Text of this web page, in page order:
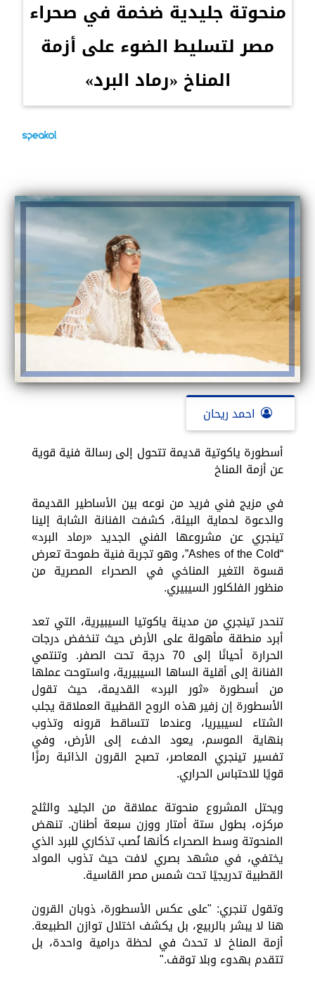
منحوتة جليدية ضخمة في صحراء
مصر لتسليط الضوء على أزمة
المناخ «رماد البرد»
احمد ريحان
أسطورة ياكوتية قديمة تتحول إلى رسالة فنية قوية
عن أزمة المناخ
في مزيج فني فريد من نوعه بين الأساطير القديمة
والدعوة لحماية البيئة، كشفت الفنانة الشابة إلينا
تينجري عن مشروعها الفني الجديد «رماد البرد»
“Ashes of the Cold”، وهو تجربة فنية طموحة تعرض
قسوة التغير المناخي في الصحراء المصرية من
منظور الفلكلور السيبيري.
تنحدر تينجري من مدينة ياكوتيا السيبيرية، التي تعد
أبرد منطقة مأهولة على الأرض حيث تنخفض درجات
الحرارة أحيانًا إلى 70 درجة تحت الصفر. وتنتمي
الفنانة إلى أقلية الساها السيبيرية، واستوحت عملها
من أسطورة «ثور البرد» القديمة، حيث تقول
الأسطورة إن زفير هذه الروح القطبية العملاقة يجلب
الشتاء لسيبيريا، وعندما تتساقط قرونه وتذوب
بنهاية الموسم، يعود الدفء إلى الأرض، وفي
تفسير تينجري المعاصر، تصبح القرون الذائبة رمزًا
قويًا للاحتباس الحراري.
ويحتل المشروع منحوتة عملاقة من الجليد والثلج
مركزه، بطول ستة أمتار ووزن سبعة أطنان. تنهض
المنحوتة وسط الصحراء كأنها نُصب تذكاري للبرد الذي
يختفي، في مشهد بصري لافت حيث تذوب المواد
القطبية تدريجيًا تحت شمس مصر القاسية.
وتقول تنجري: "على عكس الأسطورة، ذوبان القرون
هنا لا يبشر بالربيع، بل يكشف اختلال توازن الطبيعة.
أزمة المناخ لا تحدث في لحظة درامية واحدة، بل
تتقدم بهدوء وبلا توقف."